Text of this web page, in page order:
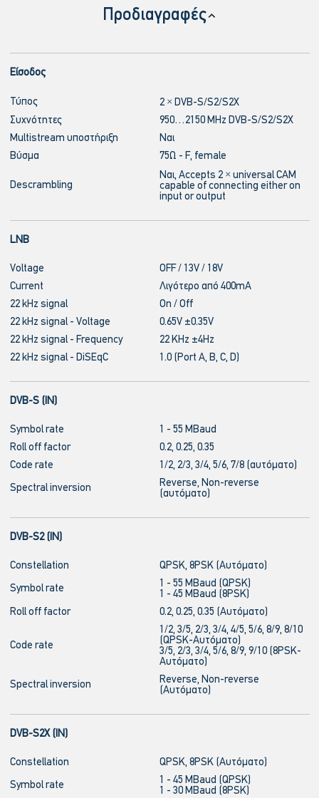
Προδιαγραφές
Είσοδος
Τύπος
2 × DVB-S/S2/S2X
Συχνότητες
950…2150 MHz DVB-S/S2/S2X
Multistream υποστήριξη
Ναι
Βύσμα
75Ω - F, female
Descrambling
Ναι, Accepts 2 × universal CAM
capable of connecting either on
input or output
LNB
Voltage
OFF / 13V / 18V
Current
Λιγότερο από 400mA
22 kHz signal
On / Off
22 kHz signal - Voltage
0.65V ±0.35V
22 kHz signal - Frequency
22 KHz ±4Hz
22 kHz signal - DiSEqC
1.0 (Port A, B, C, D)
DVB-S (IN)
Symbol rate
1 - 55 MBaud
Roll off factor
0.2, 0.25, 0.35
Code rate
1/2, 2/3, 3/4, 5/6, 7/8 (αυτόματο)
Spectral inversion
Reverse, Non-reverse
(αυτόματο)
DVB-S2 (IN)
Constellation QPSK, 8PSK (Αυτόματο)
Symbol rate
1 - 55 MBaud (QPSK)
1 - 45 MBaud (8PSK)
Roll off factor
0.2, 0.25, 0.35 (Αυτόματο)
Code rate
1/2, 3/5, 2/3, 3/4, 4/5, 5/6, 8/9, 8/10
(QPSK-Αυτόματο)
3/5, 2/3, 3/4, 5/6, 8/9, 9/10 (8PSK-
Αυτόματο)
Spectral inversion
Reverse, Non-reverse
(Αυτόματο)
DVB-S2X (IN)
Constellation QPSK, 8PSK (Αυτόματο)
Symbol rate
1 - 45 MBaud (QPSK)
1 - 30 MBaud (8PSK)